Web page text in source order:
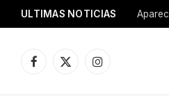
ULTIMAS NOTICIAS
Facebook
X
Instagram